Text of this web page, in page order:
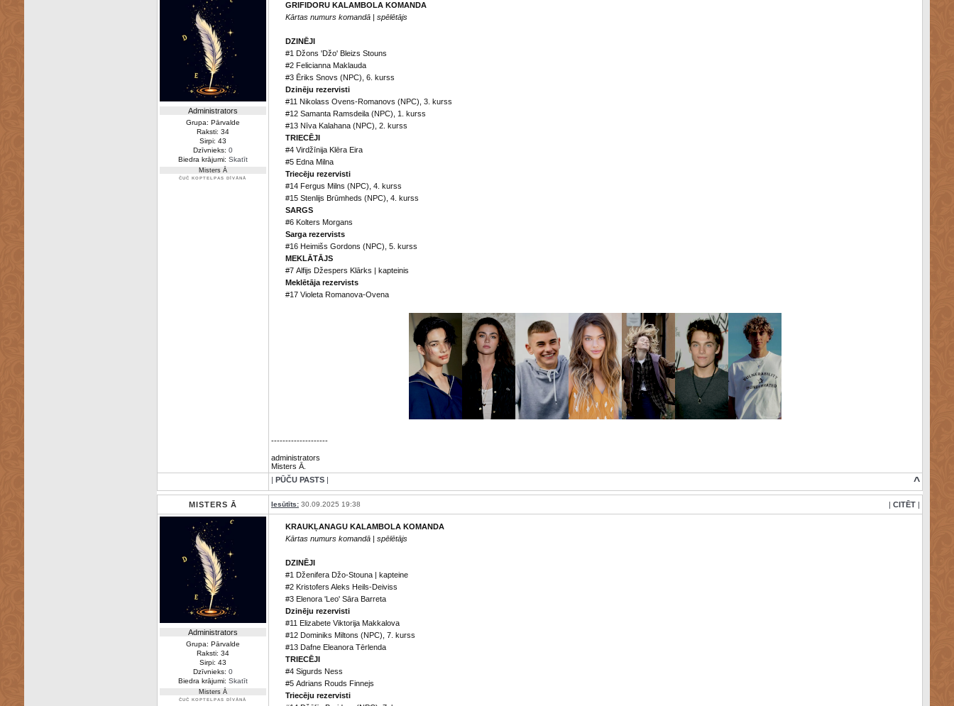
Administrators
Grupa: Pārvalde
Raksti: 34
Sirpi: 43
Dzīvnieks: 0
Biedra krājumi: Skatīt
Misters Ā
ČUČ KOPTELPAS DĪVĀNĀ
GRIFIDORU KALAMBOLA KOMANDA
Kārtas numurs komandā | spēlētājs
DZINĒJI
#1 Džons 'Džo' Bleizs Stouns
#2 Felicianna Maklauda
#3 Ēriks Snovs (NPC), 6. kurss
Dzinēju rezervisti
#11 Nikolass Ovens-Romanovs (NPC), 3. kurss
#12 Samanta Ramsdeila (NPC), 1. kurss
#13 Nīva Kalahana (NPC), 2. kurss
TRIECĒJI
#4 Virdžīnija Klēra Eira
#5 Edna Milna
Triecēju rezervisti
#14 Fergus Milns (NPC), 4. kurss
#15 Stenlijs Brūmheds (NPC), 4. kurss
SARGS
#6 Kolters Morgans
Sarga rezervists
#16 Heimišs Gordons (NPC), 5. kurss
MEKLĀTĀJS
#7 Alfijs Džespers Klārks | kapteinis
Meklētāja rezervists
#17 Violeta Romanova-Ovena
--------------------
administrators
Misters Ā.
| PŪČU PASTS| ^
MISTERS Ā Iesūtīts:30.09.2025 19:38 | CITĒT|
Administrators
Grupa: Pārvalde
Raksti: 34
Sirpi: 43
Dzīvnieks: 0
Biedra krājumi: Skatīt
Misters Ā
ČUČ KOPTELPAS DĪVĀNĀ
KRAUKĻANAGU KALAMBOLA KOMANDA
Kārtas numurs komandā | spēlētājs
DZINĒJI
#1 Dženifera Džo-Stouna | kapteine
#2 Kristofers Aleks Heils-Deiviss
#3 Elenora 'Leo' Sāra Barreta
Dzinēju rezervisti
#11 Elizabete Viktorija Makkalova
#12 Dominiks Miltons (NPC), 7. kurss
#13 Dafne Eleanora Tērlenda
TRIECĒJI
#4 Sigurds Ness
#5 Adrians Rouds Finnejs
Triecēju rezervisti